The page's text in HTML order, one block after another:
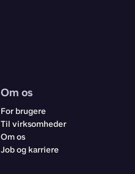
Om os
For brugere
Til virksomheder
Om os
Job og karriere